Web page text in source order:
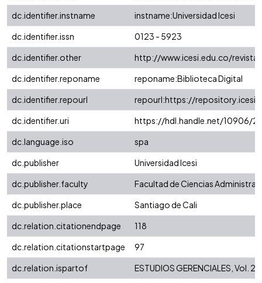
dc.identifier.instname
instname:Universidad Icesi
dc.identifier.issn
0123 - 5923
dc.identifier.other
http://www.icesi.edu.co/
dc.identifier.reponame
reponame:Biblioteca Digital
dc.identifier.repourl
repourl:https://
dc.identifier.uri
https://hdl.handle.net/10906/
dc.language.iso
spa
dc.publisher
Universidad Icesi
dc.publisher.faculty
Facultad de Ciencias
dc.publisher.place
Santiago de Cali
dc.relation.citationendpage
118
dc.relation.citationstartpage
97
dc.relation.ispartof
ESTUDIOS GERENCIALES, Vol.